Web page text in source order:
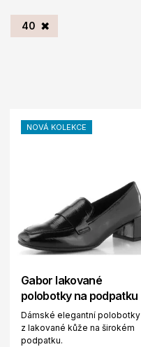
40
NOVÁ KOLEKCE
Gabor lakované
polobotky na podpatku
Dámské elegantní polobotky
z lakované kůže na širokém
podpatku.